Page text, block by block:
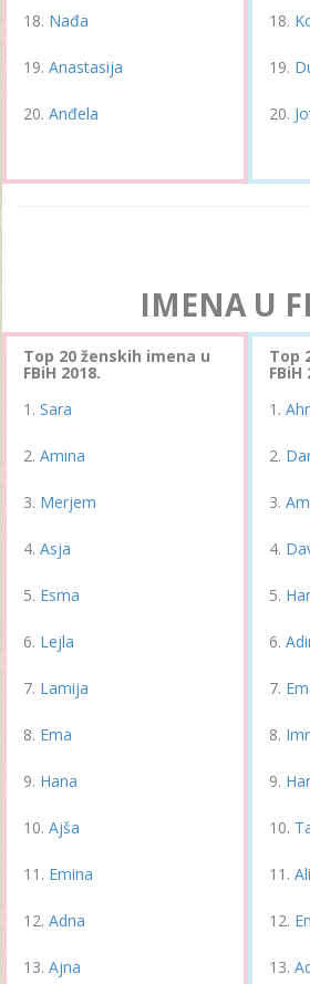
Nađa
Anastasija
Anđela
IMENA U
Top 20 ženskih imena u
FBiH 2018.
Sara
Amina
Merjem
Asja
Esma
Lejla
Lamija
Ema
Hana
Ajša
Emina
Adna
Ajna
Top
FBiH
Ali